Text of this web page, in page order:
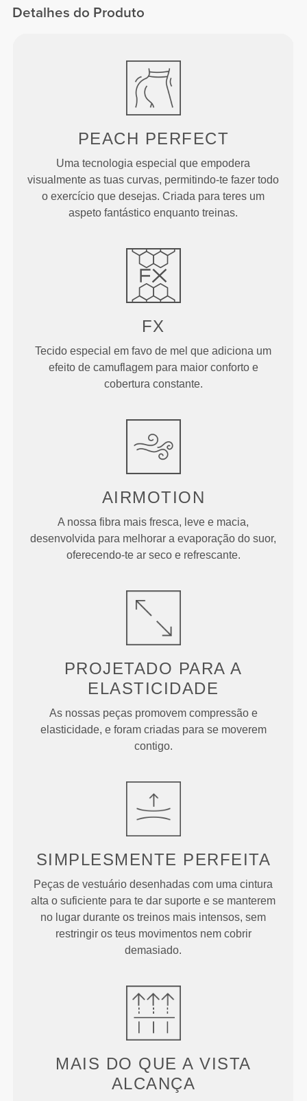
Detalhes do Produto
PEACH PERFECT
Uma tecnologia especial que empodera
visualmente as tuas curvas, permitindo-te fazer todo
o exercício que desejas. Criada para teres um
aspeto fantástico enquanto treinas.
FX
Tecido especial em favo de mel que adiciona um
efeito de camuflagem para maior conforto e
cobertura constante.
AIRMOTION
A nossa fibra mais fresca, leve e macia,
desenvolvida para melhorar a evaporação do suor,
oferecendo-te ar seco e refrescante.
PROJETADO PARA A
ELASTICIDADE
As nossas peças promovem compressão e
elasticidade, e foram criadas para se moverem
contigo.
SIMPLESMENTE PERFEITA
Peças de vestuário desenhadas com uma cintura
alta o suficiente para te dar suporte e se manterem
no lugar durante os treinos mais intensos, sem
restringir os teus movimentos nem cobrir
demasiado.
MAIS DO QUE A VISTA
ALCANÇA